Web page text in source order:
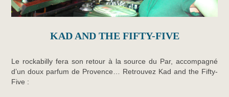
KAD AND THE FIFTY-FIVE
Le rockabilly fera son retour à la source du Par, accompagné
d’un doux parfum de Provence… Retrouvez Kad and the Fifty-
Five :